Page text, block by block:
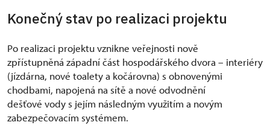
Konečný stav po realizaci projektu
Po realizaci projektu vznikne veřejnosti nově
zpřístupněná západní část hospodářského dvora – interiéry
(jízdárna, nové toalety a kočárovna) s obnovenými
chodbami, napojená na sítě a nové odvodnění
dešťové vody s jejím následným využitím a novým
zabezpečovacím systémem.